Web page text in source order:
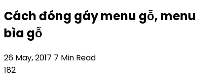
Cách đóng gáy menu gỗ, menu
bìa gỗ
26 May, 2017 7 Min Read
182